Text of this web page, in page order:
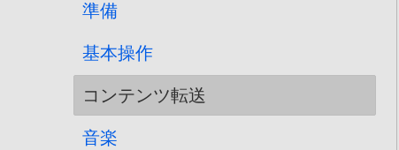
準備
基本操作
コンテンツ転送
音楽